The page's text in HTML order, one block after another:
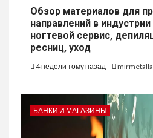
Обзор материалов для
направлений в
ногтевой сервис,
ресниц, уход
4 недели тому назад
БАНКИ И МАГАЗИНЫ